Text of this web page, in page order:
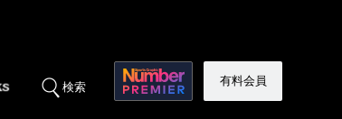
検索 有料会員